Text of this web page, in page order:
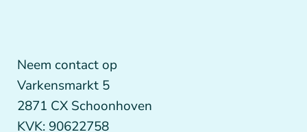
Neem contact op
Varkensmarkt 5
2871 CX Schoonhoven
KVK: 90622758